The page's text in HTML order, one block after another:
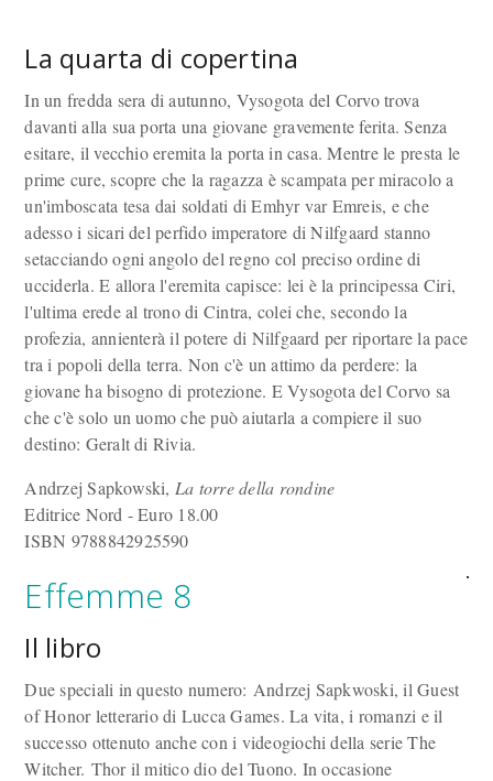
La quarta di copertina
In un fredda sera di autunno, Vysogota del Corvo trova
davanti alla sua porta una giovane gravemente ferita. Senza
esitare, il vecchio eremita la porta in casa. Mentre le presta le
prime cure, scopre che la ragazza è scampata per miracolo a
un'imboscata tesa dai soldati di Emhyr var Emreis, e che
adesso i sicari del perfido imperatore di Nilfgaard stanno
setacciando ogni angolo del regno col preciso ordine di
ucciderla. E allora l'eremita capisce: lei è la principessa Ciri,
l'ultima erede al trono di Cintra, colei che, secondo la
profezia, annienterà il potere di Nilfgaard per riportare la pace
tra i popoli della terra. Non c'è un attimo da perdere: la
giovane ha bisogno di protezione. E Vysogota del Corvo sa
che c'è solo un uomo che può aiutarla a compiere il suo
destino: Geralt di Rivia.
Andrzej Sapkowski, La torre della rondine
Editrice Nord - Euro 18.00
ISBN 9788842925590
Effemme 8
Il libro
Due speciali in questo numero: Andrzej Sapkwoski, il Guest
of Honor letterario di Lucca Games. La vita, i romanzi e il
successo ottenuto anche con i videogiochi della serie The
Witcher. Thor il mitico dio del Tuono. In occasione